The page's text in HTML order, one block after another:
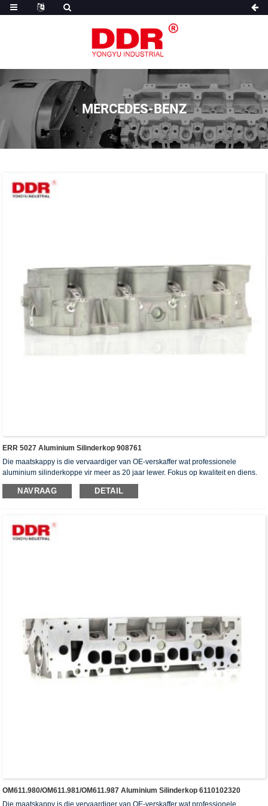
MERCEDES-BENZ
ERR 5027 Aluminium Silinderkop 908761
Die maatskappy is die vervaardiger van OE-verskaffer wat professionele
aluminium silinderkoppe vir meer as 20 jaar lewer. Fokus op kwaliteit en diens.
Die silinderkoppe het die ISO16949-verifikasiesertifikaat, "die hoë verseëling
silinderkop", "die lang lewensduur van die silinderkop" en die ander 5
NAVRAAG DETAIL
OM611.980/OM611.981/OM611.987 Aluminium Silinderkop 6110102320